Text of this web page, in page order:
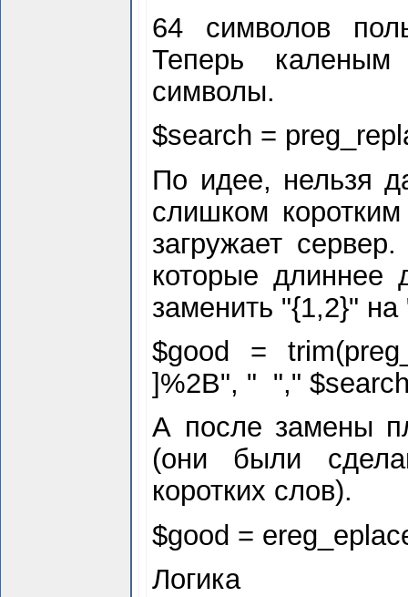
64 символов
Теперь
символы.
$search =
По идее, нельзя
слишком
загружает
которые длиннее
заменить "{1,2}"
$good =
]%2B", " "," $
А после замены
(они были
коротких слов).
$good =
Логика